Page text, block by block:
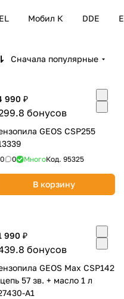
Мобил К DDE
Сначала популярные
990 ₽
бонусов
GEOS CSP255
0 0 МногоКод. 95325
В корзину
990 ₽
бонусов
GEOS Max CSP142
57 зв. + масло 1 л
A1
карты